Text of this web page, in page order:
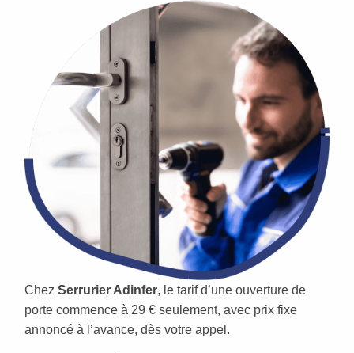
Chez Serrurier Adinfer, le tarif d’une ouverture de
porte commence à 29 € seulement, avec prix fixe
annoncé à l’avance, dès votre appel.